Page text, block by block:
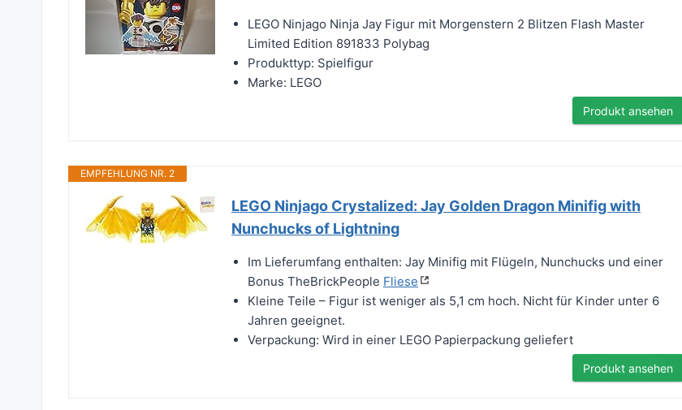
LEGO Ninjago Ninja Jay Figur mit Morgenstern 2 Blitzen Flash Master
Limited Edition 891833 Polybag
Produkttyp: Spielfigur
Marke: LEGO
Produkt ansehen
EMPFEHLUNG NR. 2
LEGO Ninjago Crystalized: Jay Golden Dragon Minifig with
Nunchucks of Lightning
Im Lieferumfang enthalten: Jay Minifig mit Flügeln, Nunchucks und einer
Bonus TheBrickPeople Fliese
Kleine Teile – Figur ist weniger als 5,1 cm hoch. Nicht für Kinder unter 6
Jahren geeignet.
Verpackung: Wird in einer LEGO Papierpackung geliefert
Produkt ansehen